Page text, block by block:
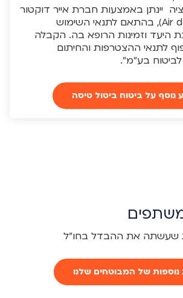
יינתן באמצעות חברת אייר דוקטור
בע"מ (Air doctor ltd), בהתאם לתנאי השימוש
היעד וזמינות הרופא בה. הקבלה
לתנאי ההצטרפות והחיתום
בע"מ".
נוסף על ביטוח ביטול טיסה
שעשתה את ההבדל בחו"ל
של המבוטחים שלנו